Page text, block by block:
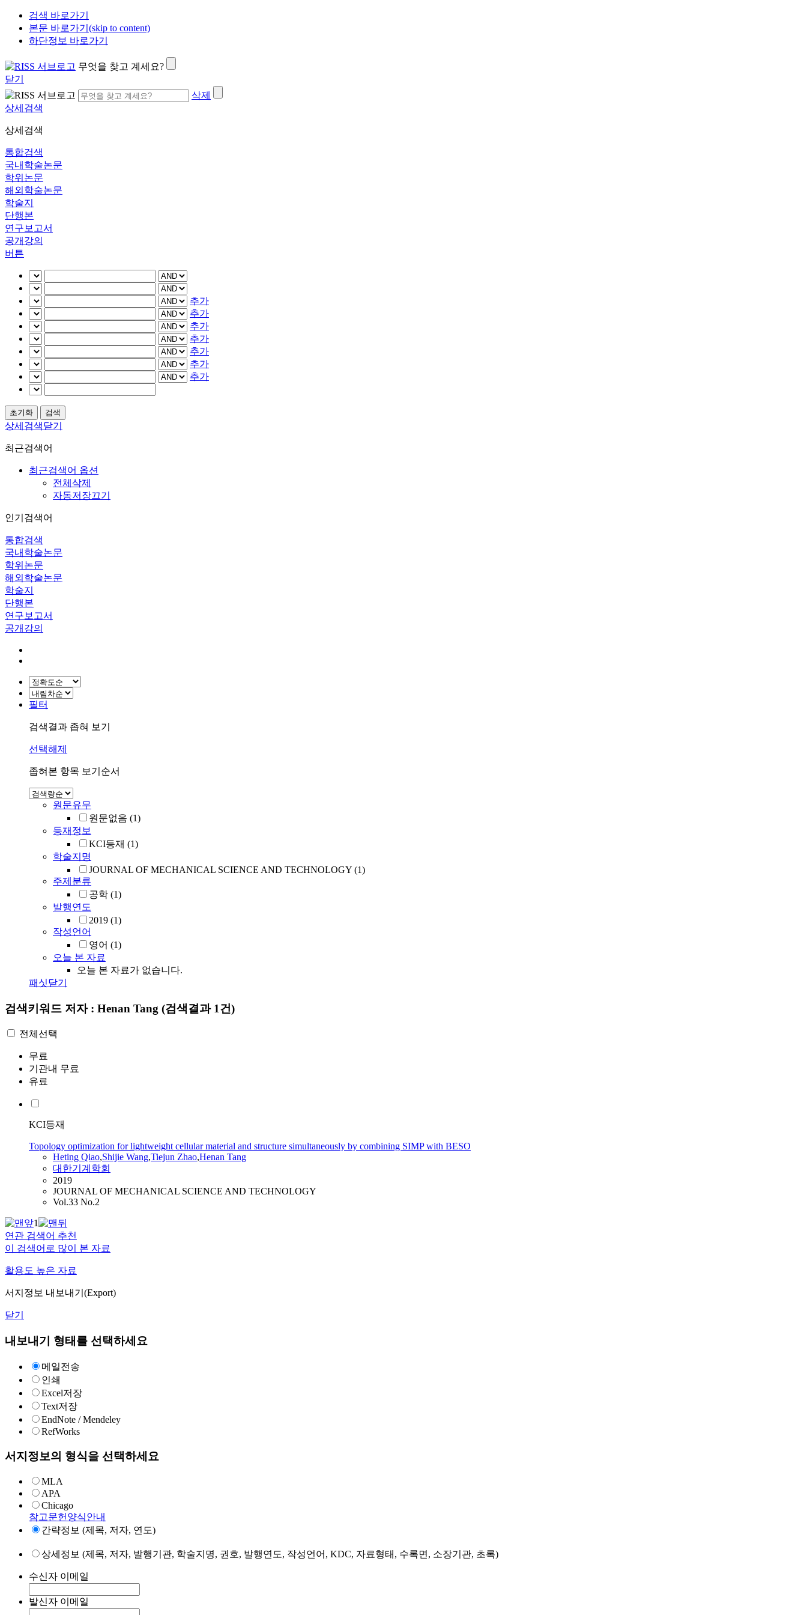
검색 바로가기
본문 바로가기(skip to content)
하단정보 바로가기
무엇을 찾고 계세요?
닫기
삭제
상세검색
상세검색
통합검색
국내학술논문
학위논문
해외학술논문
학술지
단행본
연구보고서
공개강의
버튼
추가
추가
추가
추가
추가
추가
추가
상세검색닫기
최근검색어
최근검색어 옵션
전체삭제
자동저장끄기
인기검색어
통합검색
국내학술논문
학위논문
해외학술논문
학술지
단행본
연구보고서
공개강의
필터
검색결과 좁혀 보기
선택해제
좁혀본 항목 보기순서
원문유무
원문없음 (1)
등재정보
KCI등재 (1)
학술지명
JOURNAL OF MECHANICAL SCIENCE AND TECHNOLOGY (1)
주제분류
공학 (1)
발행연도
2019 (1)
작성언어
영어 (1)
오늘 본 자료
오늘 본 자료가 없습니다.
패싯닫기
검색키워드 저자 : Henan Tang (검색결과 1건)
전체선택
무료
기관내 무료
유료
KCI등재
Topology optimization for lightweight cellular material and structure simultaneously by combining SIMP with BESO
Heting Qiao,Shijie Wang,Tiejun Zhao,Henan Tang
대한기계학회
2019
JOURNAL OF MECHANICAL SCIENCE AND TECHNOLOGY
Vol.33 No.2
1
연관 검색어 추천
이 검색어로 많이 본 자료
활용도 높은 자료
서지정보 내보내기(Export)
닫기
내보내기 형태를 선택하세요
메일전송
인쇄
Excel저장
Text저장
EndNote / Mendeley
RefWorks
서지정보의 형식을 선택하세요
MLA
APA
Chicago
참고문헌양식안내
간략정보 (제목, 저자, 연도)
상세정보 (제목, 저자, 발행기관, 학술지명, 권호, 발행연도, 작성언어, KDC, 자료형태, 수록면, 소장기관, 초록)
수신자 이메일
발신자 이메일